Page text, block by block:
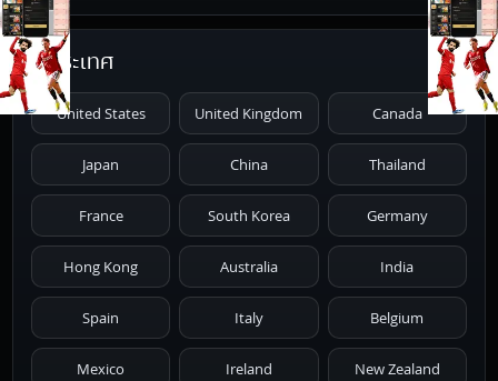
1996 1995 1994 1993 1992
1991 1987
1986 1985 1984 1983 1982
1981 1980 1979 1978 1977
1976 1975 1974 1973 1972
1971 1970 1969 1968 1967
1966 1965 1964 1963 1962
ประเทศ
United States United Kingdom Canada
Japan China Thailand
France South Korea Germany
Hong Kong Australia India
Spain Italy Belgium
Mexico Ireland New Zealand